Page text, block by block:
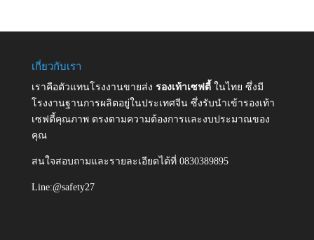
เกี่ยวกับเรา
เราคือตัวแทนโรงงานขายส่ง รองเท้าเซฟตี้ ในไทย ซึ่งมี
โรงงานฐานการผลิตอยู่ในประเทศจีน ซึ่งรับนำเข้ารองเท้า
เซฟตี้คุณภาพ ตรงตามความต้องการและงบประมาณของ
คุณ
สนใจสอบถามและรายละเอียดได้ที่ 0830389895
Line:@safety27